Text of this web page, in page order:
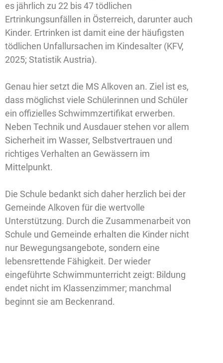
es jährlich zu 22 bis 47 tödlichen
Ertrinkungsunfällen in Österreich, darunter auch
Kinder. Ertrinken ist damit eine der häufigsten
tödlichen Unfallursachen im Kindesalter (KFV,
2025; Statistik Austria).
Genau hier setzt die MS Alkoven an. Ziel ist es,
dass möglichst viele Schülerinnen und Schüler
ein offizielles Schwimmzertifikat erwerben.
Neben Technik und Ausdauer stehen vor allem
Sicherheit im Wasser, Selbstvertrauen und
richtiges Verhalten an Gewässern im
Mittelpunkt.
Die Schule bedankt sich daher herzlich bei der
Gemeinde Alkoven für die wertvolle
Unterstützung. Durch die Zusammenarbeit von
Schule und Gemeinde erhalten die Kinder nicht
nur Bewegungsangebote, sondern eine
lebensrettende Fähigkeit. Der wieder
eingeführte Schwimmunterricht zeigt: Bildung
endet nicht im Klassenzimmer; manchmal
beginnt sie am Beckenrand.